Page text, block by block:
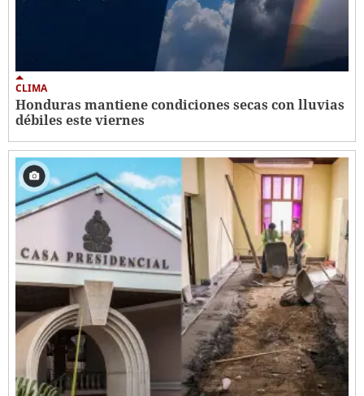
CLIMA
Honduras mantiene condiciones secas con lluvias
débiles este viernes